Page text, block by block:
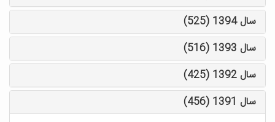
سال 1394 (525)
سال 1393 (516)
سال 1392 (425)
سال 1391 (456)